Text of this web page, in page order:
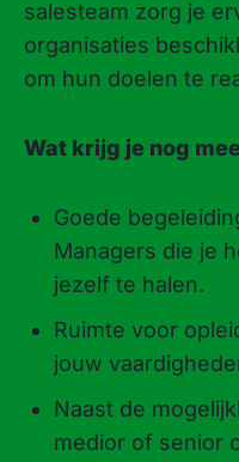
salesteam zorg je
organisaties
om hun doelen te
Wat krijg je nog
Goede
Managers die je
jezelf te halen.
Ruimte voor
jouw
Naast de
medior of senior